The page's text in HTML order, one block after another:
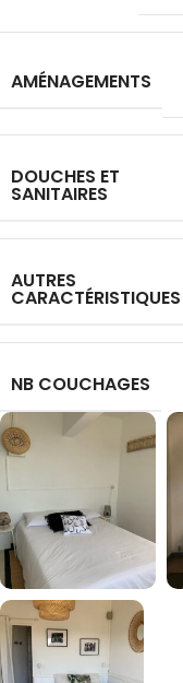
AMÉNAGEMENTS
DOUCHES ET
SANITAIRES
AUTRES
CARACTÉRISTIQUES
NB COUCHAGES